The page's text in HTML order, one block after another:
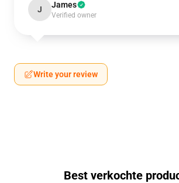
J James
Verified owner
Write your review
Best verkochte